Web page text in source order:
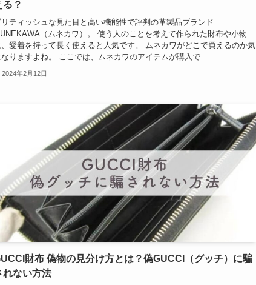
る？
リティッシュな見た目と高い機能性で評判の革製品ブランド
（ムネカワ）。 使う人のことを考えて作られた財布や小物
、愛着を持って長く使えると人気です。 ムネカワがどこで買えるのか気
なりますよね。 ここでは、ムネカワのアイテムが購入で...
2024年2月12日
財布 偽物の見分け方とは？偽GUCCI（グッチ）に騙
れない方法